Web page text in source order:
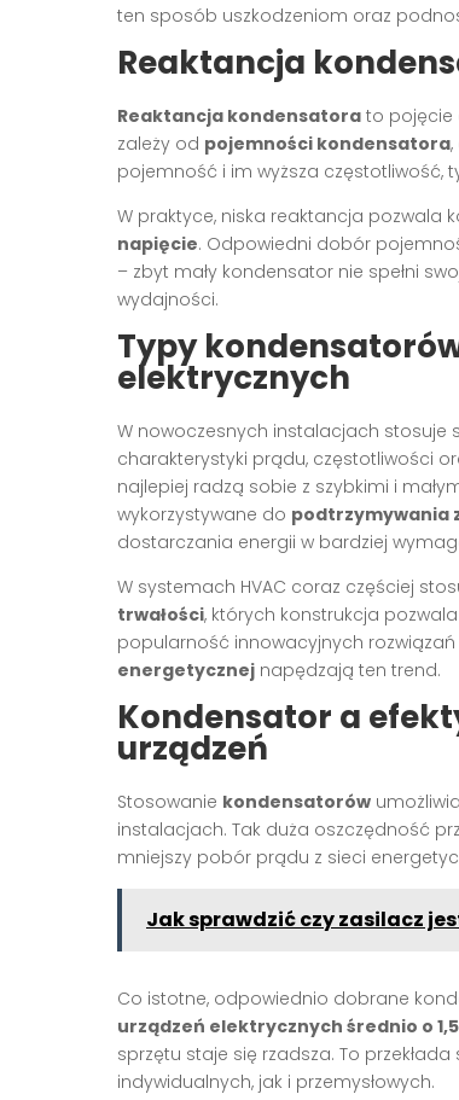
ten sposób uszkodzeniom oraz
Reaktancja
Reaktancja kondensatora to pojęcie
zależy od pojemności kondensatora
pojemność i im wyższa częstotliwość,
W praktyce, niska reaktancja pozwala
napięcie. Odpowiedni dobór
– zbyt mały kondensator nie spełni
wydajności.
Typy
elektrycznych
W nowoczesnych instalacjach stosuje
charakterystyki prądu, częstotliwości
najlepiej radzą sobie z szybkimi i
wykorzystywane do podtrzymywania
dostarczania energii w bardziej
W systemach HVAC coraz częściej
trwałości, których konstrukcja
popularność innowacyjnych
energetycznej napędzają ten trend.
Kondensator a
urządzeń
Stosowanie kondensatorów umożliwia
instalacjach. Tak duża oszczędność
mniejszy pobór prądu z sieci
Jak sprawdzić czy zasilacz
Co istotne, odpowiednio dobrane
urządzeń elektrycznych średnio o
sprzętu staje się rzadsza. To
indywidualnych, jak i przemysłowych.